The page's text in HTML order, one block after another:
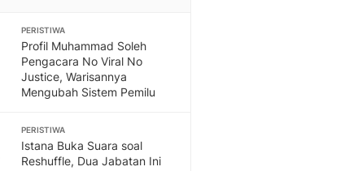
PERISTIWA
Profil Muhammad Soleh
Pengacara No Viral No
Justice, Warisannya
Mengubah Sistem Pemilu
PERISTIWA
Istana Buka Suara soal
Reshuffle, Dua Jabatan Ini